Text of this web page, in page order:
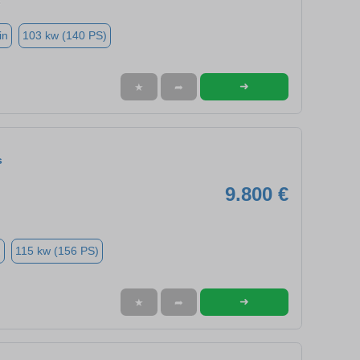
103 kw (140 PS)
★ ➦ ➜
9.800 €
115 kw (156 PS)
★ ➦ ➜